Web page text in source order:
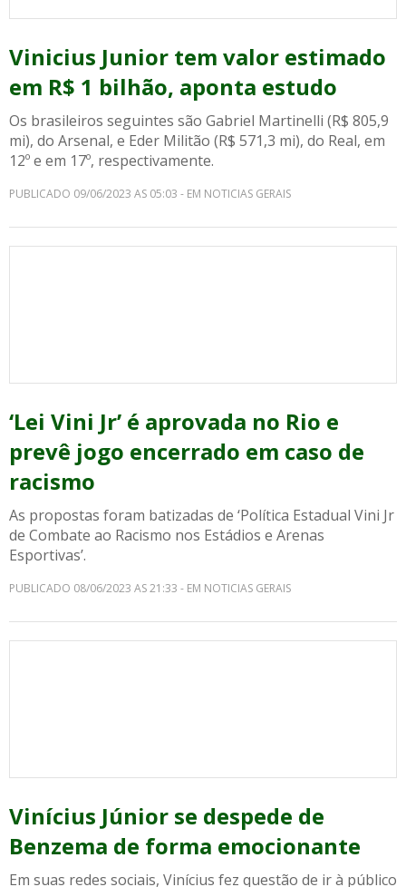
Vinicius Junior tem valor estimado
em R$ 1 bilhão, aponta estudo
Os brasileiros seguintes são Gabriel Martinelli (R$ 805,9
mi), do Arsenal, e Eder Militão (R$ 571,3 mi), do Real, em
12º e em 17º, respectivamente.
PUBLICADO 09/06/2023 AS 05:03 - EM NOTICIAS GERAIS
‘Lei Vini Jr’ é aprovada no Rio e
prevê jogo encerrado em caso de
racismo
As propostas foram batizadas de ‘Política Estadual Vini Jr
de Combate ao Racismo nos Estádios e Arenas
Esportivas’.
PUBLICADO 08/06/2023 AS 21:33 - EM NOTICIAS GERAIS
Vinícius Júnior se despede de
Benzema de forma emocionante
Em suas redes sociais, Vinícius fez questão de ir à público